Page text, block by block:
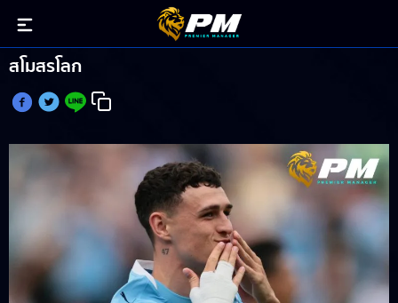
โฟเด้น ทั้งยิงทั้งจ่ายพา แมนฯ ซิตี้ ประเดิมชัย ชิงแชมป์
สโมสรโลก